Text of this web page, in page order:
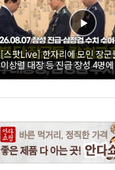
[스팟Live] 한자리에 모인 장
이상렬 대장 등 진급 장성 4명
직접 수여｜26.08.07 장성 진급